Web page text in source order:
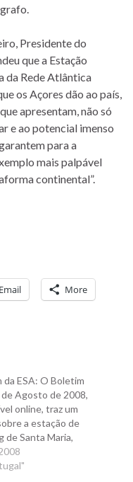
Presidente do
que a Estação
da Rede Atlântica
os Açores dão ao país,
apresentam, não só
e ao potencial imenso
para a
mais palpável
continental”.
Email More
da ESA: O Boletim
de Agosto de 2008,
online, traz um
a estação de
de Santa Maria,
lê-lo aqui.
Associação